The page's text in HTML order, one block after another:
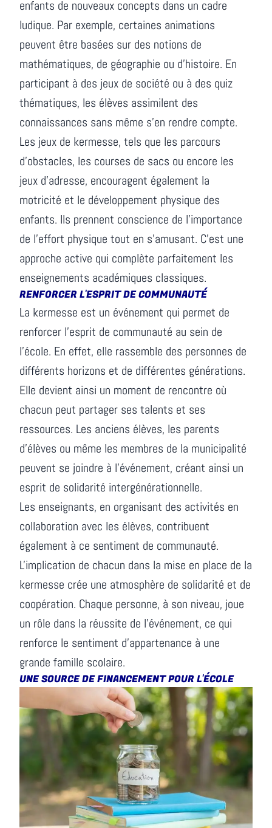
enfants de nouveaux concepts dans un cadre
ludique. Par exemple, certaines animations
peuvent être basées sur des notions de
mathématiques, de géographie ou d'histoire. En
participant à des jeux de société ou à des quiz
thématiques, les élèves assimilent des
connaissances sans même s'en rendre compte.
Les jeux de kermesse, tels que les parcours
d'obstacles, les courses de sacs ou encore les
jeux d'adresse, encouragent également la
motricité et le développement physique des
enfants. Ils prennent conscience de l'importance
de l'effort physique tout en s'amusant. C'est une
approche active qui complète parfaitement les
enseignements académiques classiques.
RENFORCER L'ESPRIT DE COMMUNAUTÉ
La kermesse est un événement qui permet de
renforcer l'esprit de communauté au sein de
l'école. En effet, elle rassemble des personnes de
différents horizons et de différentes générations.
Elle devient ainsi un moment de rencontre où
chacun peut partager ses talents et ses
ressources. Les anciens élèves, les parents
d'élèves ou même les membres de la municipalité
peuvent se joindre à l'événement, créant ainsi un
esprit de solidarité intergénérationnelle.
Les enseignants, en organisant des activités en
collaboration avec les élèves, contribuent
également à ce sentiment de communauté.
L'implication de chacun dans la mise en place de la
kermesse crée une atmosphère de solidarité et de
coopération. Chaque personne, à son niveau, joue
un rôle dans la réussite de l'événement, ce qui
renforce le sentiment d'appartenance à une
grande famille scolaire.
UNE SOURCE DE FINANCEMENT POUR L'ÉCOLE